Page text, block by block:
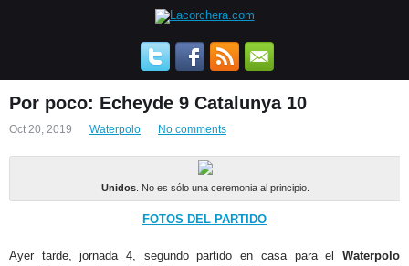
Por poco: Echeyde 9 Catalunya 10
Oct 20, 2019 Waterpolo No comments
Unidos . No es sólo una ceremonia al principio.
FOTOS DEL PARTIDO
Ayer tarde, jornada 4, segundo partido en casa para el Waterpolo